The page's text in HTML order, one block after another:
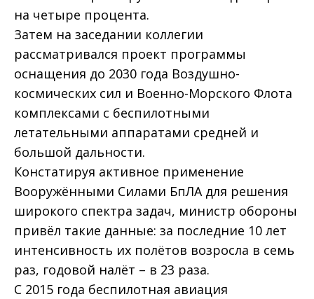
на четыре процента.
Затем на заседании коллегии
рассматривался проект программы
оснащения до 2030 года Воздушно-
космических сил и Военно-Морского Флота
комплексами с беспилотными
летательными аппаратами средней и
большой дальности.
Констатируя активное применение
Вооружёнными Силами БпЛА для решения
широкого спектра задач, министр обороны
привёл такие данные: за последние 10 лет
интенсивность их полётов возросла в семь
раз, годовой налёт – в 23 раза.
С 2015 года беспилотная авиация